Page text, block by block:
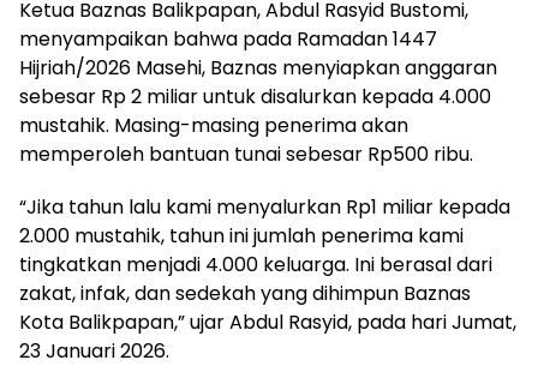
Ketua Baznas Balikpapan, Abdul Rasyid Bustomi,
menyampaikan bahwa pada Ramadan 1447
Hijriah/2026 Masehi, Baznas menyiapkan anggaran
sebesar Rp 2 miliar untuk disalurkan kepada 4.000
mustahik. Masing-masing penerima akan
memperoleh bantuan tunai sebesar Rp500 ribu.
“Jika tahun lalu kami menyalurkan Rp1 miliar kepada
2.000 mustahik, tahun ini jumlah penerima kami
tingkatkan menjadi 4.000 keluarga. Ini berasal dari
zakat, infak, dan sedekah yang dihimpun Baznas
Kota Balikpapan,” ujar Abdul Rasyid, pada hari Jumat,
23 Januari 2026.